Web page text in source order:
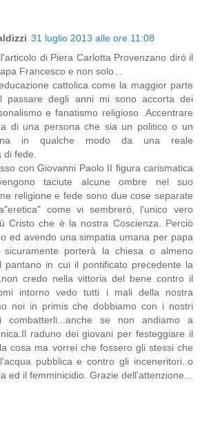
31 luglio 2013 alle ore 11:08
di Piera Carlotta Provenzano dirò il
Francesco e non solo...
cattolica come la maggior parte
passare degli anni mi sono accorta dei
e fanatismo religioso .Accentrare
di una persona che sia un politico o un
in qualche modo da una reale
di fede.
con Giovanni Paolo II figura carismatica
taciute alcune ombre nel suo
religione e fede sono due cose separate
come vi sembrerò, l'unico vero
Cristo che è la nostra Coscienza. Perciò
ed avendo una simpatia umana per papa
sicuramente porterà la chiesa o almeno
pantano in cui il pontificato precedente la
credo nella vittoria del bene contro il
intorno vedo tutti i mali della nostra
noi in primis che dobbiamo con i nostri
combatterli...anche se non andiamo a
raduno dei giovani per festeggiare il
cosa ma vorrei che fossero gli stessi che
pubblica e contro gli inceneritori..o
ed il femminicidio. Grazie dell'attenzione...